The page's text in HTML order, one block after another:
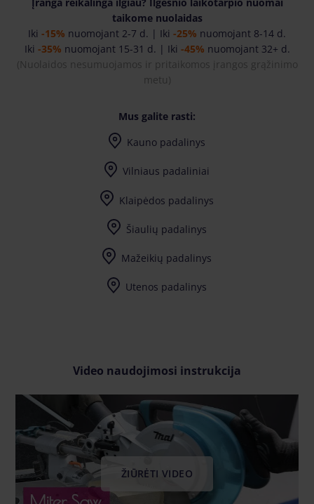
taikome nuolaidas
Iki -15% nuomojant 2-7 d. | Iki -25% nuomojant 8-14 d.
Iki -35% nuomojant 15-31 d. | Iki -45% nuomojant 32+ d.
(Nuolaidos nesumuojamos ir pritaikomos įrangos grąžinimo
metu )
Mus galite rasti:
Kauno padalinys
Vilniaus padaliniai
Klaipėdos padalinys
Šiaulių padalinys
Mažeikių padalinys
Utenos padalinys
Video naudojimosi instrukcija
ŽIŪRĖTI VIDEO